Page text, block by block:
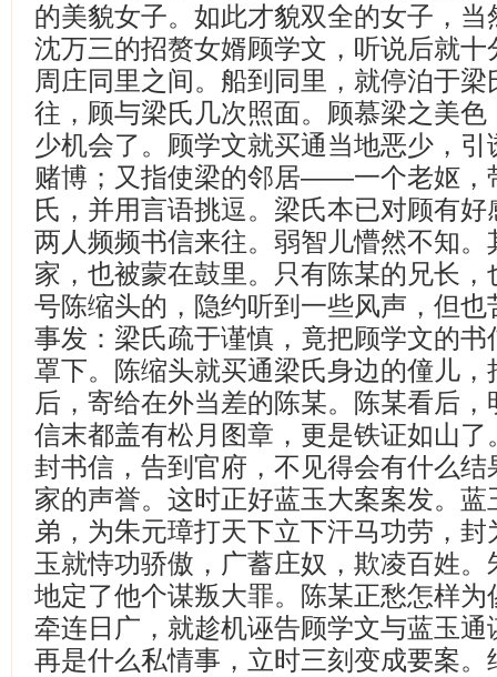
的美貌女子。如此才貌双全的女子，
沈万三的招赘女婿顾学文，听说后就
周庄同里之间。船到同里，就停泊于
往，顾与梁氏几次照面。顾慕梁之美
少机会了。顾学文就买通当地恶少，
赌博；又指使梁的邻居——一个老妪，
氏，并用言语挑逗。梁氏本已对顾有
两人频频书信来往。弱智儿懵然不知
家，也被蒙在鼓里。只有陈某的兄长
号陈缩头的，隐约听到一些风声，但
事发：梁氏疏于谨慎，竟把顾学文的
罩下。陈缩头就买通梁氏身边的僮儿
后，寄给在外当差的陈某。陈某看后
信末都盖有松月图章，更是铁证如山
封书信，告到官府，不见得会有什么
家的声誉。这时正好蓝玉大案案发。
弟，为朱元璋打天下立下汗马功劳，
玉就恃功骄傲，广蓄庄奴，欺凌百姓
地定了他个谋叛大罪。陈某正愁怎样
牵连日广，就趁机诬告顾学文与蓝玉
再是什么私情事，立时三刻变成要案